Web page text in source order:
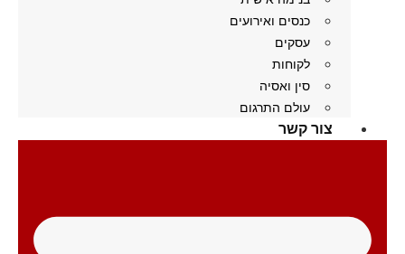
כנסים ואירועים
עסקים
לקוחות
סין ואסיה
עולם התרגום
צור קשר